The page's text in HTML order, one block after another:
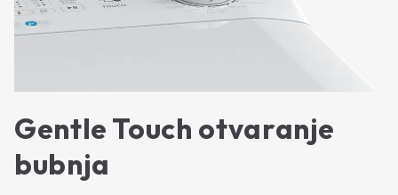
Gentle Touch otvaranje
bubnja